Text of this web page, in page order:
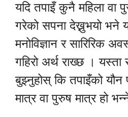
यदि तपाइँ कुनै महिला वा
गरेको सपना देख्नुभयो भने
मनोविज्ञान र सारिरिक
गहिरो अर्थ राख्छ ।
बुझ्नुहोस् कि तपाइँको यौन
मात्र वा पुरुष मात्र हो